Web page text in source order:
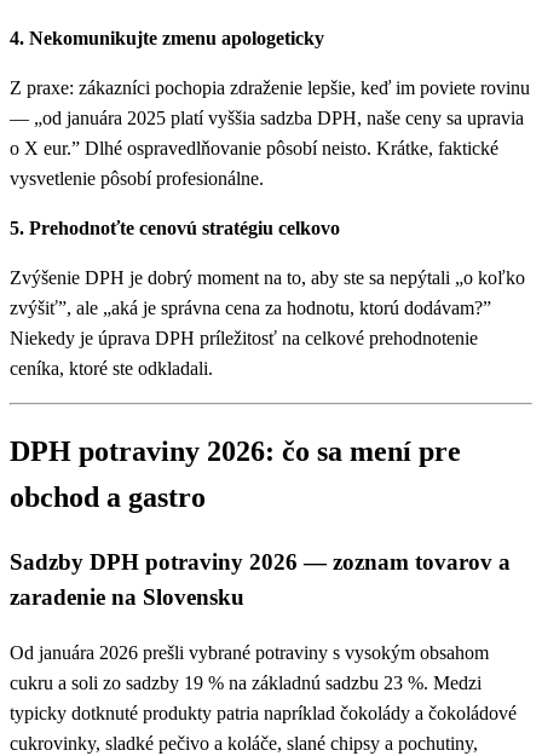
4. Nekomunikujte zmenu apologeticky
Z praxe: zákazníci pochopia zdraženie lepšie, keď im poviete rovinu
— „od januára 2025 platí vyššia sadzba DPH, naše ceny sa upravia
o X eur.” Dlhé ospravedlňovanie pôsobí neisto. Krátke, faktické
vysvetlenie pôsobí profesionálne.
5. Prehodnoťte cenovú stratégiu celkovo
Zvýšenie DPH je dobrý moment na to, aby ste sa nepýtali „o koľko
zvýšiť”, ale „aká je správna cena za hodnotu, ktorú dodávam?”
Niekedy je úprava DPH príležitosť na celkové prehodnotenie
ceníka, ktoré ste odkladali.
DPH potraviny 2026: čo sa mení pre
obchod a gastro
Sadzby DPH potraviny 2026 — zoznam tovarov a
zaradenie na Slovensku
Od januára 2026 prešli vybrané potraviny s vysokým obsahom
cukru a soli zo sadzby 19 % na základnú sadzbu 23 %. Medzi
typicky dotknuté produkty patria napríklad čokolády a čokoládové
cukrovinky, sladké pečivo a koláče, slané chipsy a pochutiny,